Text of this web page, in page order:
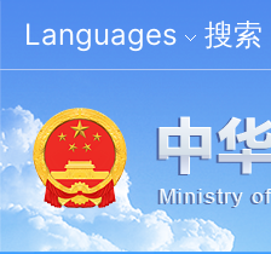
Languages 搜索